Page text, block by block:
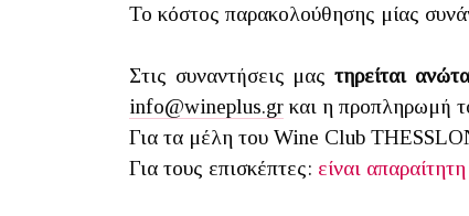
Το κόστος παρακολούθησης μίας
Στις συναντήσεις μας τηρείται
info@wineplus.gr και η προπληρωμή
Για τα μέλη του Wine Club
Για τους επισκέπτες: είναι